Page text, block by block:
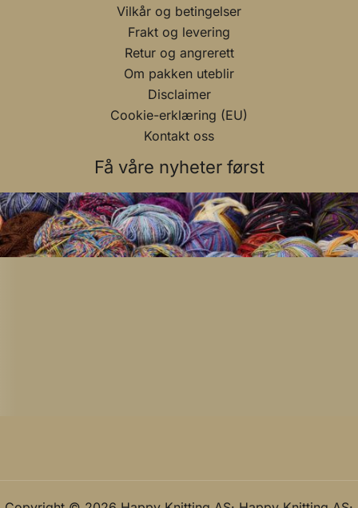
Vilkår og betingelser
Frakt og levering
Retur og angrerett
Om pakken uteblir
Disclaimer
Cookie-erklæring (EU)
Kontakt oss
Få våre nyheter først